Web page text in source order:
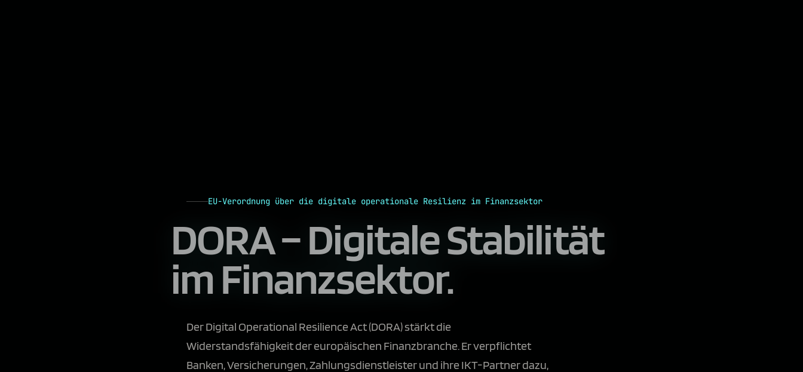
EU-Verordnung über die digitale operationale Resilienz im Finanzsektor
DORA –Digitale Stabilität
im Finanzsektor.
Der Digital Operational Resilience Act (DORA) stärkt die
Widerstandsfähigkeit der europäischen Finanzbranche. Er verpflichtet
Banken, Versicherungen, Zahlungsdienstleister und ihre IKT-Partner dazu,